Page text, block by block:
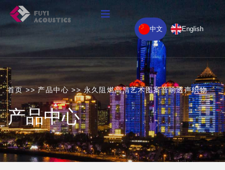
中文 English
首页>>产品中心 >> 永久阻燃高清艺术图案音响透声织物
产品中心